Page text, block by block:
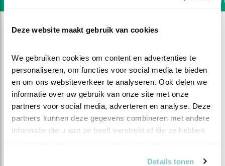
Deze website maakt gebruik van cookies
We gebruiken cookies om content en advertenties te
personaliseren, om functies voor social media te bieden
en om ons websiteverkeer te analyseren. Ook delen we
informatie over uw gebruik van onze site met onze
partners voor social media, adverteren en analyse. Deze
partners kunnen deze gegevens combineren met andere
informatie die u aan ze heeft verstrekt of die ze hebben
Details tonen